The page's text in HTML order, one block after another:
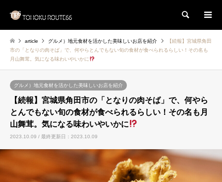
検索
article グルメ）地元食材を活かした美味しいお店を紹介
【続報】宮城県角田
市の「となりの肉そば」で、何やらとんでもない旬の食材が食べられるらしい！その名も
月山舞茸。気になる味わいやいかに
グルメ）地元食材を活かした美味しいお店を紹介
【続報】宮城県角田市の「となりの肉そば」で、何やら
とんでもない旬の食材が食べられるらしい！その名も月
山舞茸。気になる味わいやいかに
2023.10.09 / 最終更新日：2023.10.09